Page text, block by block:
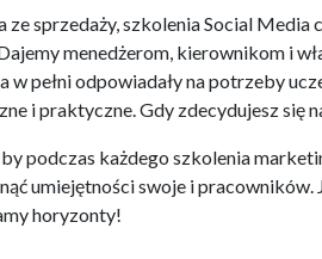
ze sprzedaży, szkolenia Social
menedżerom, kierownikom i
w pełni odpowiadały na potrzeby
i praktyczne. Gdy zdecydujesz się
podczas każdego szkolenia
umiejętności swoje i
horyzonty!